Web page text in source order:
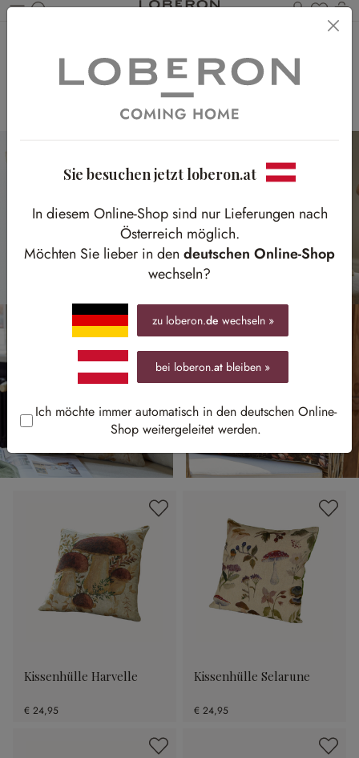
Du
Gemütliche
Herbstzeit
Kissenhülle Harvelle
€ 24,95
Kissenhülle Selarune
€ 24,95
Sie besuchen jetzt loberon.at
In diesem Online-Shop sind nur Lieferungen nach
Österreich möglich.
Möchten Sie lieber in den deutschen Online-Shop
wechseln?
zu loberon.de wechseln »
bei loberon.at bleiben »
Ich möchte immer automatisch in den deutschen Online-
Shop weitergeleitet werden.